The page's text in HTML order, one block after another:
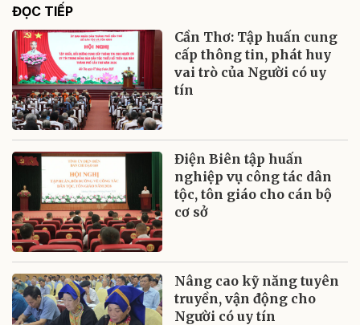
ĐỌC TIẾP
Cần Thơ: Tập huấn cung
cấp thông tin, phát huy
vai trò của Người có uy
tín
Điện Biên tập huấn
nghiệp vụ công tác dân
tộc, tôn giáo cho cán bộ
cơ sở
Nâng cao kỹ năng tuyên
truyền, vận động cho
Người có uy tín